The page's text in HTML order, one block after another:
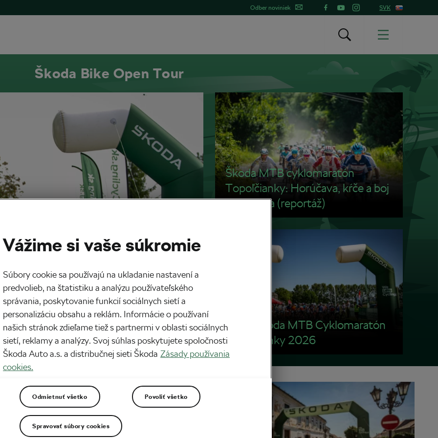
Odber noviniek SVK
Škoda Bike Open Tour
sa na 27. ročník ŠKODA
Škoda MTB cyklomaratón
Topoľčianky: Horúčava, kŕče a boj
až do cieľa (reportáž)
Foto: Škoda MTB Cyklomaratón
Topoľčianky 2026
Vážime si vaše súkromie
Súbory cookie sa používajú na ukladanie nastavení a
predvolieb, na štatistiku a analýzu používateľského
správania, poskytovanie funkcií sociálnych sietí a
personalizáciu obsahu a reklám. Informácie o používaní
našich stránok zdieľame tiež s partnermi v oblasti sociálnych
sietí, reklamy a analýzy. Svoj súhlas poskytujete spoločnosti
Škoda Auto a.s. a distribučnej sieti Škoda Zásady používania
cookies.
Odmietnuť všetko Povoliť všetko
Spravovať súbory cookies